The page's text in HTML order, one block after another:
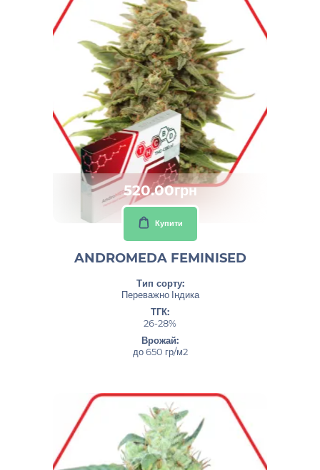
520.00грн
Купити
ANDROMEDA FEMINISED
Тип сорту:
Переважно Індика
ТГК:
26-28%
Врожай:
до 650 гр/м2